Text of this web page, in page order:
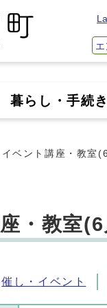
暮らし・手続き
イベント講座・教室
・教室
催し・イベント